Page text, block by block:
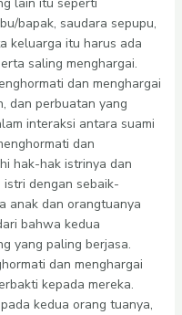
bapak, saudara sepupu,
keluarga itu harus ada
saling menghargai.
dan menghargai
dan perbuatan yang
interaksi antara suami
dan
hak-hak istrinya dan
dengan sebaik-
anak dan orangtuanya
bahwa kedua
yang paling berjasa.
dan menghargai
kepada mereka.
kedua orang tuanya,